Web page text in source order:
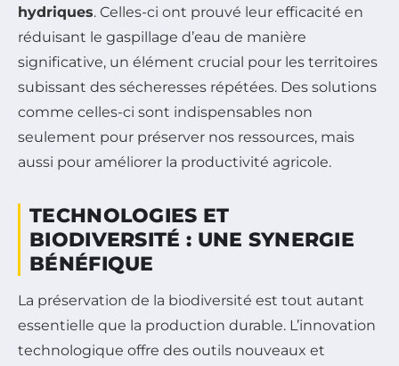
hydriques. Celles-ci ont prouvé leur efficacité en
réduisant le gaspillage d’eau de manière
significative, un élément crucial pour les territoires
subissant des sécheresses répétées. Des solutions
comme celles-ci sont indispensables non
seulement pour préserver nos ressources, mais
aussi pour améliorer la productivité agricole.
TECHNOLOGIES ET
BIODIVERSITÉ : UNE SYNERGIE
BÉNÉFIQUE
La préservation de la biodiversité est tout autant
essentielle que la production durable. L’innovation
technologique offre des outils nouveaux et